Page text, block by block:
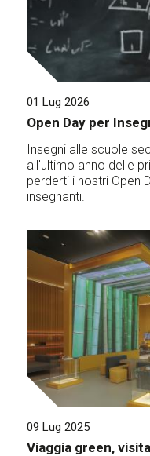
01 Lug 2026
Open Day per
Insegni alle scuole
all'ultimo anno delle
perderti i nostri Open
insegnanti.
09 Lug 2025
Viaggia green,